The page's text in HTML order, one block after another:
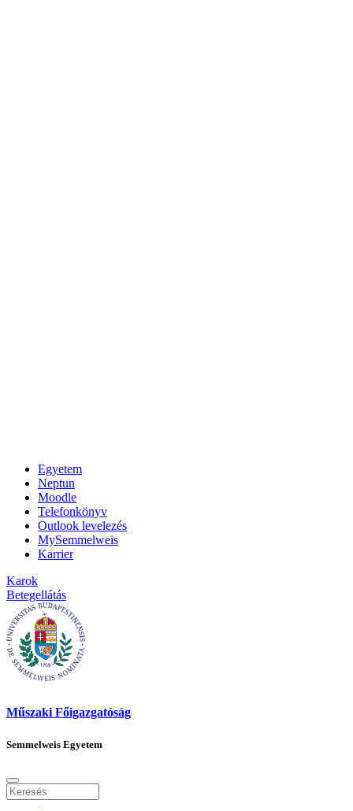
Egyetem
Neptun
Moodle
Telefonkönyv
Outlook levelezés
MySemmelweis
Karrier
Karok
Betegellátás
Műszaki Főigazgatóság
Semmelweis Egyetem